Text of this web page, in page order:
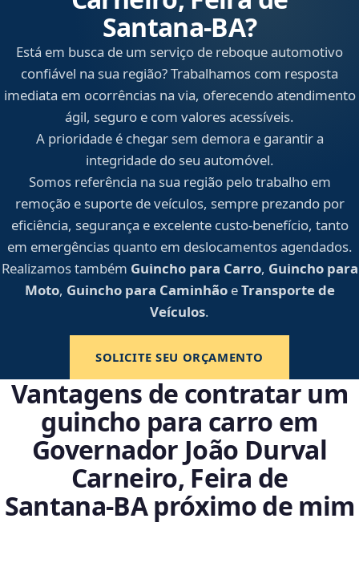
Santana‑BA?
Está em busca de um serviço de reboque automotivo
confiável na sua região? Trabalhamos com resposta
imediata em ocorrências na via, oferecendo atendimento
ágil, seguro e com valores acessíveis.
A prioridade é chegar sem demora e garantir a
integridade do seu automóvel.
Somos referência na sua região pelo trabalho em
remoção e suporte de veículos, sempre prezando por
eficiência, segurança e excelente custo-benefício, tanto
em emergências quanto em deslocamentos agendados.
Realizamos também Guincho para Carro, Guincho para
Moto, Guincho para CaminhãoeTransporte de
Veículos.
SOLICITE SEU ORÇAMENTO
Vantagens de contratar um
guincho para carro em
Governador João Durval
Carneiro, Feira de
Santana‑BA próximo de mim